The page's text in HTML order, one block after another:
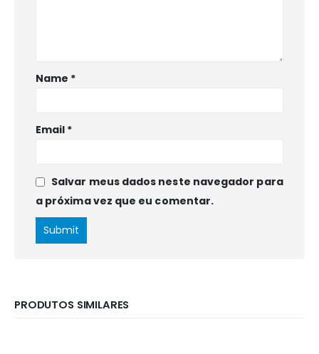
Name *
Email *
Salvar meus dados neste navegador para
a próxima vez que eu comentar.
PRODUTOS SIMILARES